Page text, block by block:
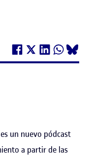
es un nuevo pódcast
a partir de las